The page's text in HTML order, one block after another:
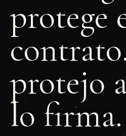
protege
protejo
lo firma.